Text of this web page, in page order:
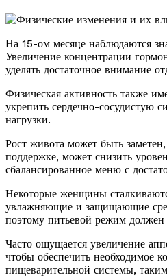
На 15-ом месяце наблюдаются
Увеличение концентрации
уделять достаточное внимание
Физическая активность также
укрепить сердечно-сосудистую
нагрузки.
Рост живота может быть
поддержке, может снизить
сбалансированное меню с
Некоторые женщины
увлажняющие и защищающие
поэтому питьевой режим
Часто ощущается увеличение
чтобы обеспечить необходимое
пищеварительной системы,